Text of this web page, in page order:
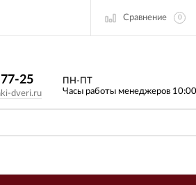
Сравнение 0
25
dveri.ru
ПН-ПТ
Часы работы менеджеров